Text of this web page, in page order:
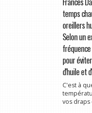
temps
oreillers
Selon un
pour
d'huile et
C'est à
vos draps